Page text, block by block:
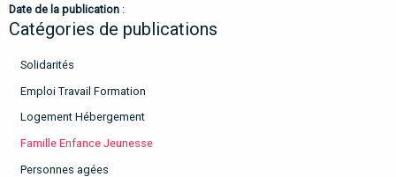
Date de la publication :
Catégories de publications
Solidarités
Emploi Travail Formation
Logement Hébergement
Famille Enfance Jeunesse
Personnes agées